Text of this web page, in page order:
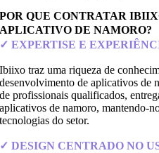
POR QUE CONTRATAR
APLICATIVO DE NAMORO?
✓ EXPERTISE E
Ibiixo traz uma riqueza de
desenvolvimento de aplicativos de
de profissionais qualificados,
aplicativos de namoro, mantendo-
tecnologias do setor.
✓ DESIGN CENTRADO NO